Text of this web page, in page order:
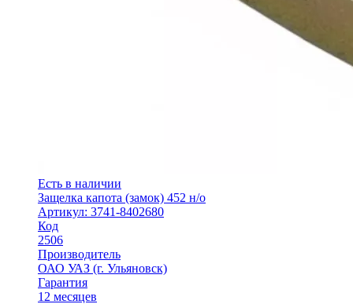
Есть в наличии
Защелка капота (замок) 452 н/о
Артикул: 3741-8402680
Код
2506
Производитель
ОАО УАЗ (г. Ульяновск)
Гарантия
12 месяцев